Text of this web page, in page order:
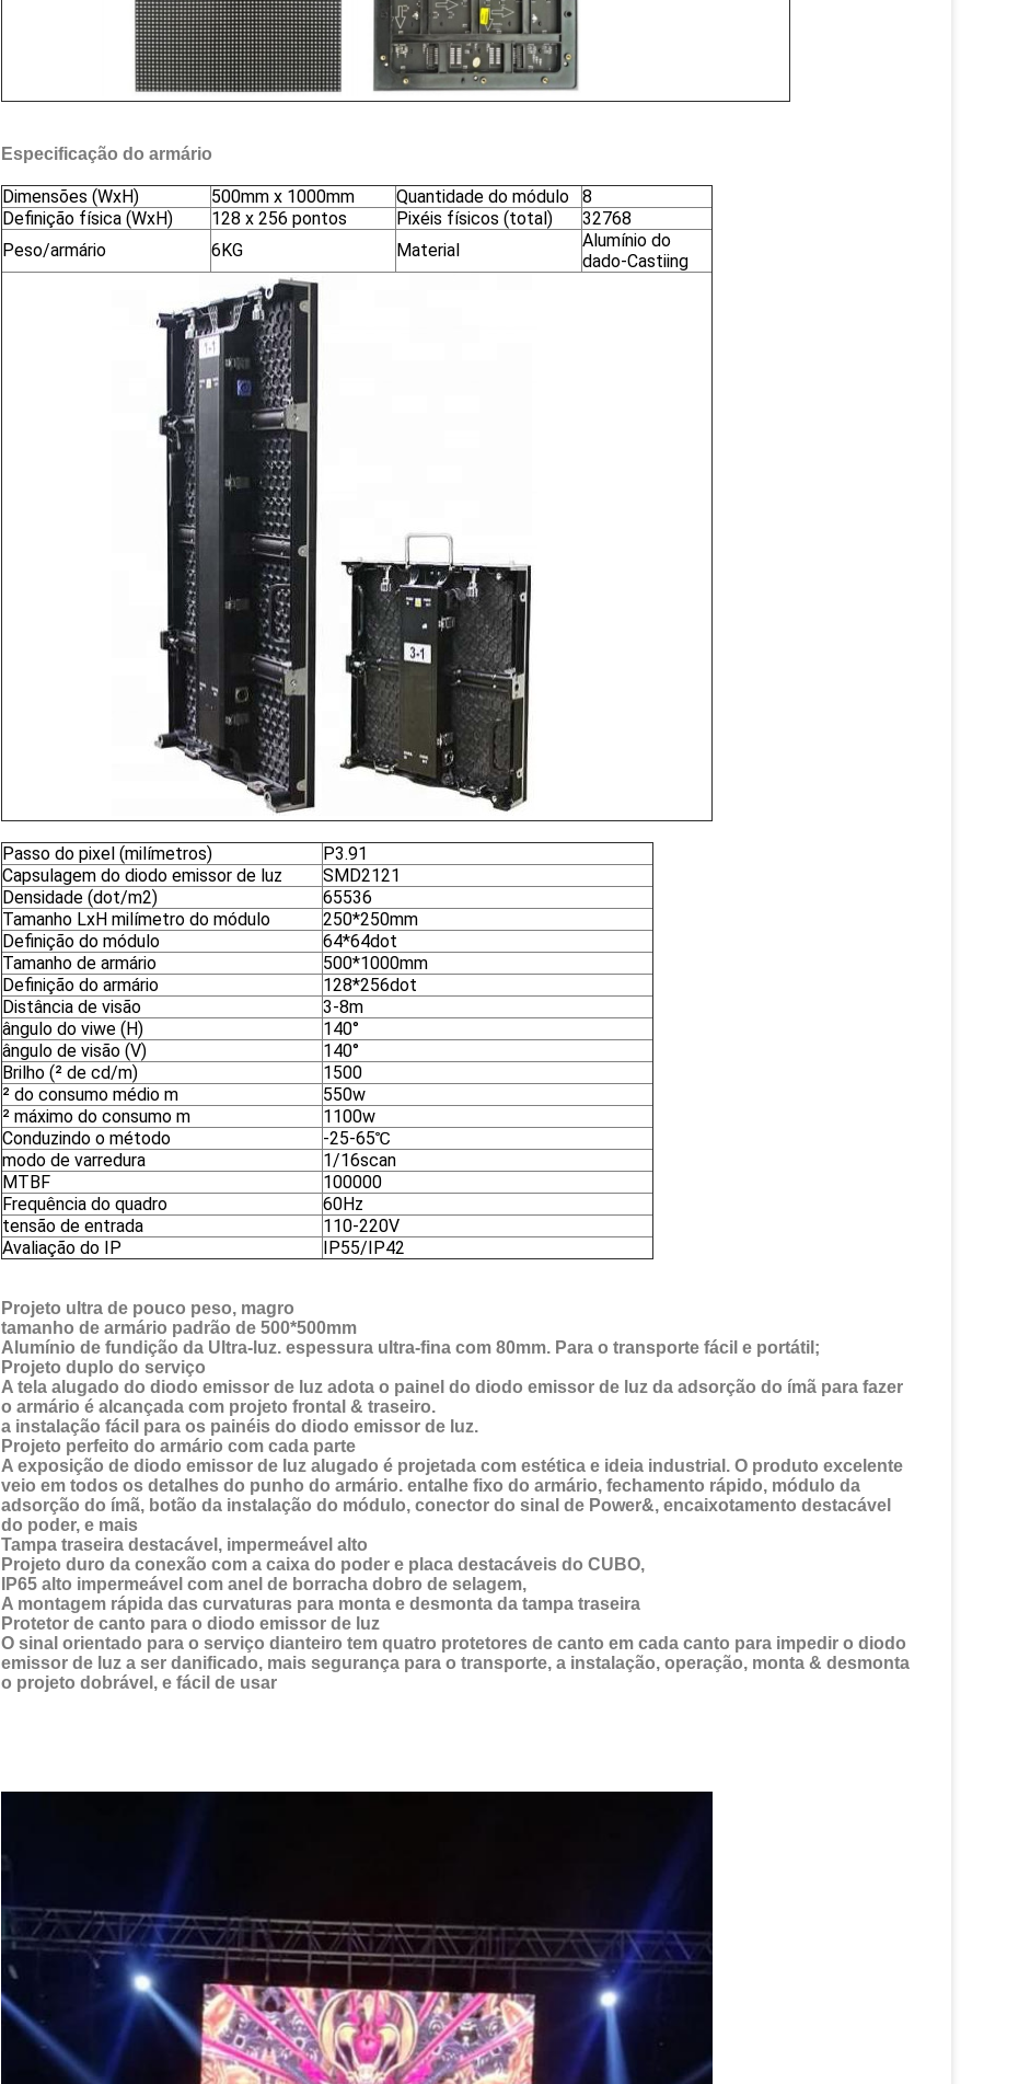
Especificação do armário
Dimensões (WxH) 500mm x 1000mm Quantidade do módulo
8
Definição física (WxH)
128 x 256 pontos Pixéis físicos (total)
32768
Peso/armário
6KG Material
Alumínio do
dado-Castiing
Passo do pixel (milímetros)
P3.91
Capsulagem do diodo emissor de luz
SMD2121
Densidade (dot/m2)
65536
Tamanho LxH milímetro do módulo
250*250mm
Definição do módulo
64*64dot
Tamanho de armário
500*1000mm
Definição do armário
128*256dot
Distância de visão
3-8m
ângulo do viwe (H)
140°
ângulo de visão (V)
140°
Brilho (² de cd/m)
1500
² do consumo médio m
550w
² máximo do consumo m
1100w
Conduzindo o método
-25-65℃
modo de varredura
1/16scan
MTBF
100000
Frequência do quadro
60Hz
tensão de entrada
110-220V
Avaliação do IP
IP55/IP42
Projeto ultra de pouco peso, magro
tamanho de armário padrão de 500*500mm
Alumínio de fundição da Ultra-luz. espessura ultra-fina com 80mm. Para o transporte fácil e portátil;
Projeto duplo do serviço
A tela alugado do diodo emissor de luz adota o painel do diodo emissor de luz da adsorção do ímã para fazer
o armário é alcançada com projeto frontal & traseiro.
a instalação fácil para os painéis do diodo emissor de luz.
Projeto perfeito do armário com cada parte
A exposição de diodo emissor de luz alugado é projetada com estética e ideia industrial. O produto excelente
veio em todos os detalhes do punho do armário. entalhe fixo do armário, fechamento rápido, módulo da
adsorção do ímã, botão da instalação do módulo, conector do sinal de Power&, encaixotamento destacável
do poder, e mais
Tampa traseira destacável, impermeável alto
Projeto duro da conexão com a caixa do poder e placa destacáveis do CUBO,
IP65 alto impermeável com anel de borracha dobro de selagem,
A montagem rápida das curvaturas para monta e desmonta da tampa traseira
Protetor de canto para o diodo emissor de luz
O sinal orientado para o serviço dianteiro tem quatro protetores de canto em cada canto para impedir o diodo
emissor de luz a ser danificado, mais segurança para o transporte, a instalação, operação, monta & desmonta
o projeto dobrável, e fácil de usar